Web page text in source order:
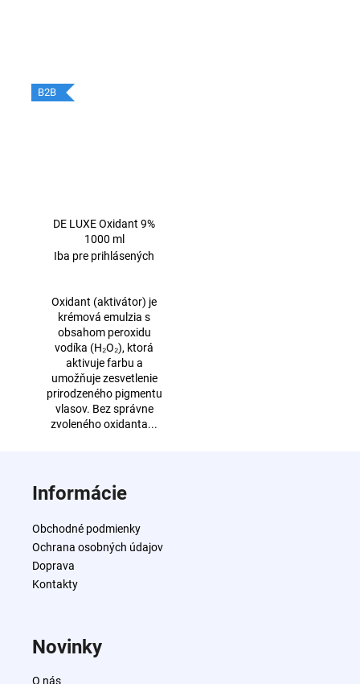
B2B
DE LUXE Oxidant 9%
1000 ml
Iba pre prihlásených
Oxidant (aktivátor) je
krémová emulzia s
obsahom peroxidu
vodíka (H₂O₂), ktorá
aktivuje farbu a
umožňuje zesvetlenie
prirodzeného pigmentu
vlasov. Bez správne
zvoleného oxidanta...
Informácie
Obchodné podmienky
Ochrana osobných údajov
Doprava
Kontakty
Novinky
O nás